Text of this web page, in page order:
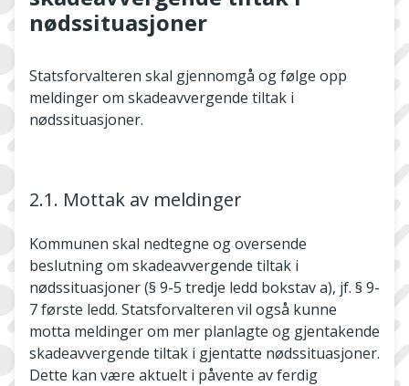
nødssituasjoner
Statsforvalteren skal gjennomgå og følge opp
meldinger om skadeavvergende tiltak i
nødssituasjoner.
2.1. Mottak av meldinger
Kommunen skal nedtegne og oversende
beslutning om skadeavvergende tiltak i
nødssituasjoner (§ 9-5 tredje ledd bokstav a), jf. § 9-
7 første ledd. Statsforvalteren vil også kunne
motta meldinger om mer planlagte og gjentakende
skadeavvergende tiltak i gjentatte nødssituasjoner.
Dette kan være aktuelt i påvente av ferdig